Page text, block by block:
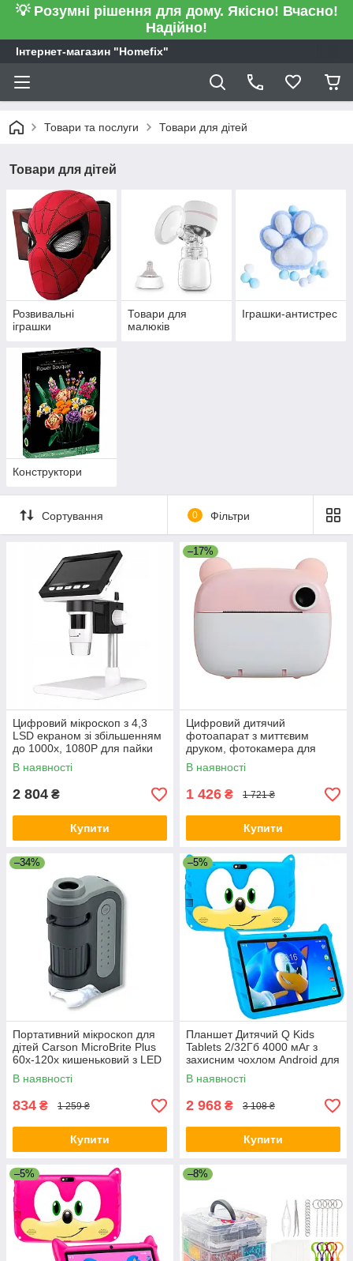
💡 Розумні рішення для дому. Якісно! Вчасно!
Надійно!
Інтернет-магазин "Homefix"
Товари та послуги Товари для дітей
Товари для дітей
Розвивальні
іграшки
Товари для
малюків
Іграшки-антистрес
Конструктори
Сортування 0 Фільтри
Цифровий мікроскоп з 4,3
LSD екраном зі збільшенням
до 1000x, 1080P для пайки
USB
В наявності
2 804 ₴
Купити
–17%
Цифровий дитячий
фотоапарат з миттєвим
друком, фотокамера для
дітей 32 ГБ 1200 мАг Pink
В наявності
1 426 ₴ 1 721 ₴
Купити
–34%
Портативний мікроскоп для
дітей Carson MicroBrite Plus
60x-120x кишеньковий з LED
підсвічуванням 60x-120x від 6
років
В наявності
834 ₴ 1 259 ₴
Купити
–5%
Планшет Дитячий Q Kids
Tablets 2/32Гб 4000 мАг з
захисним чохлом Android для
дітей для ігор фото мультиків
Розвиваючий Блакитний
В наявності
2 968 ₴ 3 108 ₴
Купити
–5% –8%